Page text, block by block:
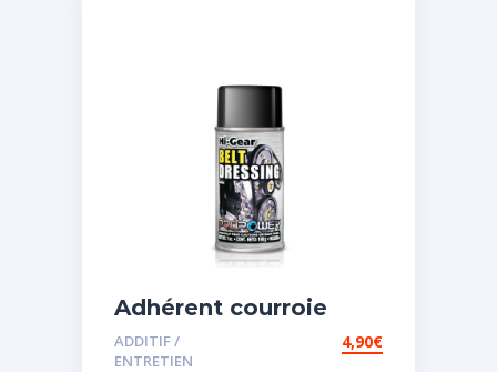
Adhérent courroie
ADDITIF /
ENTRETIEN
4,90€